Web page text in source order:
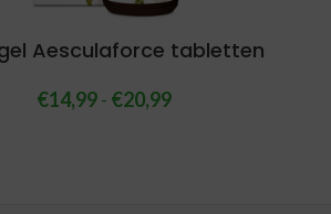
Aesculaforce tabletten
€14,99- €20,99